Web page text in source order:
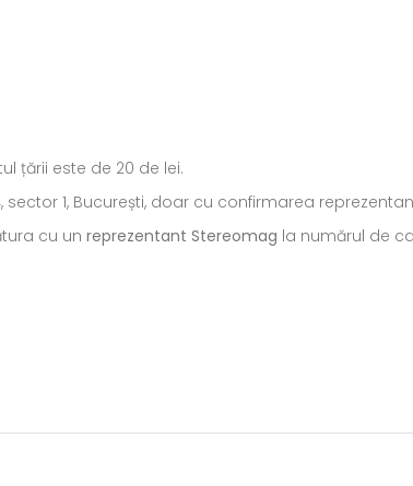
țării este de 20 de lei.
sector 1, București, doar cu confirmarea
cu un reprezentant Stereomag la numărul de